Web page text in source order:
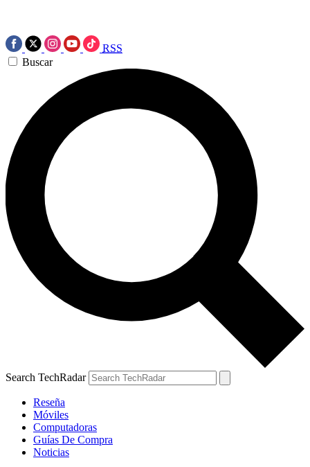
RSS
Buscar
Search TechRadar
Reseña
Móviles
Computadoras
Guías De Compra
Noticias